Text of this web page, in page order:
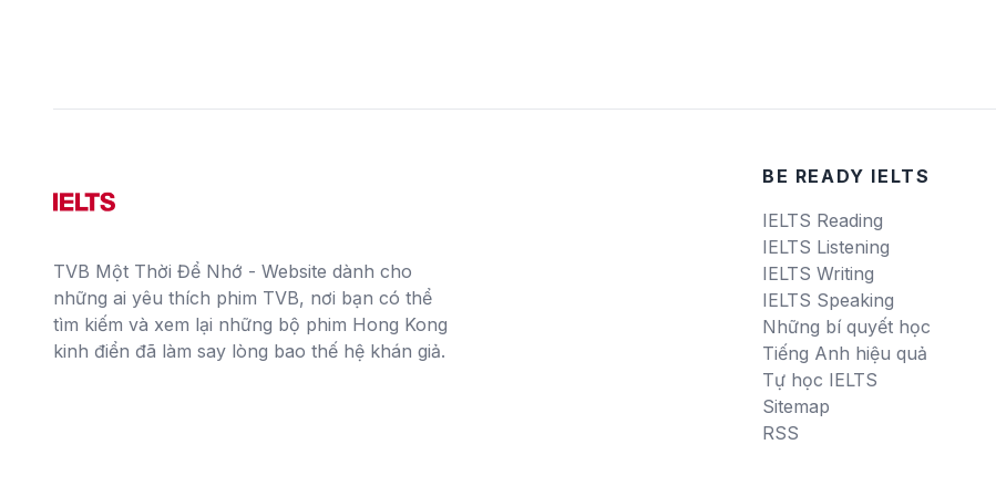
TVB Một Thời Để Nhớ - Website dành cho
những ai yêu thích phim TVB, nơi bạn có thể
tìm kiếm và xem lại những bộ phim Hong Kong
kinh điển đã làm say lòng bao thế hệ khán giả.
BE READY IELTS
IELTS Reading
IELTS Listening
IELTS Writing
IELTS Speaking
Những bí quyết học
Tiếng Anh hiệu quả
Tự học IELTS
Sitemap
RSS